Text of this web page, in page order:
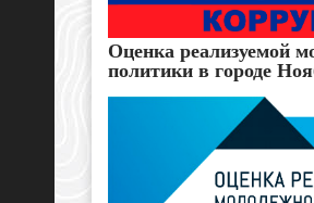
Оценка реализуемой
политики в городе